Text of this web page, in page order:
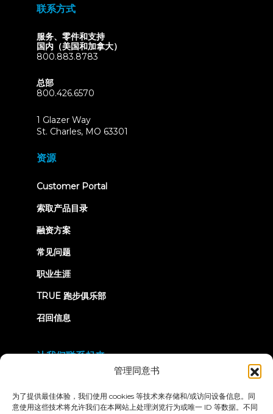
管理同意书
为了提供最佳体验，我们使用 cookies 等技术来存储和/或访问设备信息。同
意使用这些技术将允许我们在本网站上处理浏览行为或唯一 ID 等数据。不同
联系方式
服务、零件和支持
国内（美国和加拿大）
800.883.8783
总部
800.426.6570
1 Glazer Way
St. Charles, MO 63301
资源
Customer Portal(opens
索取产品目录
融资方案
常见问题
职业生涯
TRUE 跑步俱乐部
召回信息
让我们联系起来